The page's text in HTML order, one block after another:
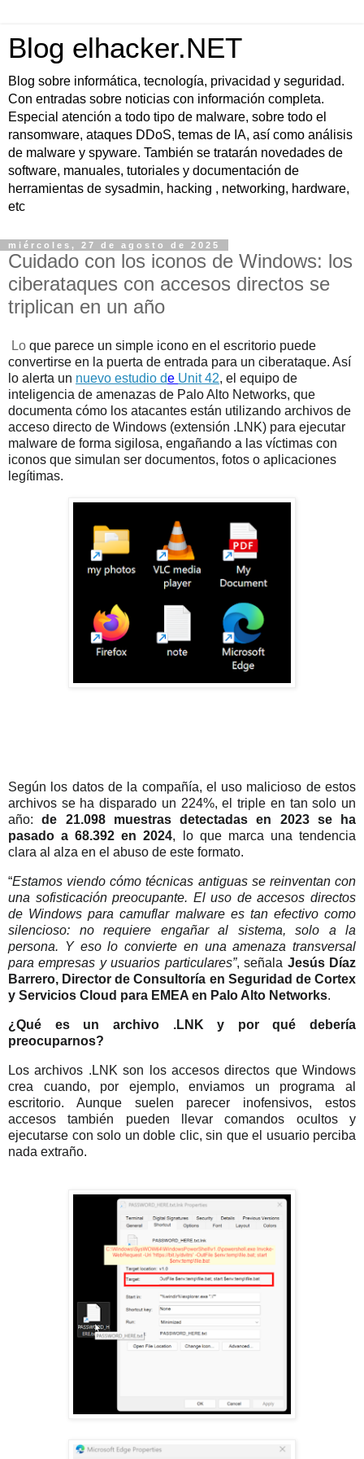
Blog elhacker.NET
Blog sobre informática, tecnología, privacidad y seguridad.
Con entradas sobre noticias con información completa.
Especial atención a todo tipo de malware, sobre todo el
ransomware, ataques DDoS, temas de IA, así como análisis
de malware y spyware. También se tratarán novedades de
software, manuales, tutoriales y documentación de
herramientas de sysadmin, hacking , networking, hardware,
etc
miércoles, 27 de agosto de 2025
Cuidado con los iconos de Windows: los
ciberataques con accesos directos se
triplican en un año
Lo que parece un simple icono en el escritorio puede
convertirse en la puerta de entrada para un ciberataque. Así
lo alerta un nuevo estudio de Unit 42, el equipo de
inteligencia de amenazas de Palo Alto Networks, que
documenta cómo los atacantes están utilizando archivos de
acceso directo de Windows (extensión .LNK) para ejecutar
malware de forma sigilosa, engañando a las víctimas con
iconos que simulan ser documentos, fotos o aplicaciones
legítimas.
Según los datos de la compañía, el uso malicioso de estos
archivos se ha disparado un 224%, el triple en tan solo un
año:de 21.098 muestras detectadas en 2023 se ha
pasado a 68.392 en 2024, lo que marca una tendencia
clara al alza en el abuso de este formato.
“Estamos viendo cómo técnicas antiguas se reinventan con
una sofisticación preocupante. El uso de accesos directos
de Windows para camuflar malware es tan efectivo como
silencioso: no requiere engañar al sistema, solo a la
persona. Y eso lo convierte en una amenaza transversal
para empresas y usuarios particulares”, señala Jesús Díaz
Barrero, Director de Consultoría en Seguridad de Cortex
y Servicios Cloud para EMEA en Palo Alto Networks.
¿Qué es un archivo .LNK y por qué debería
preocuparnos?
Los archivos .LNK son los accesos directos que Windows
crea cuando, por ejemplo, enviamos un programa al
escritorio. Aunque suelen parecer inofensivos, estos
accesos también pueden llevar comandos ocultos y
ejecutarse con solo un doble clic, sin que el usuario perciba
nada extraño.